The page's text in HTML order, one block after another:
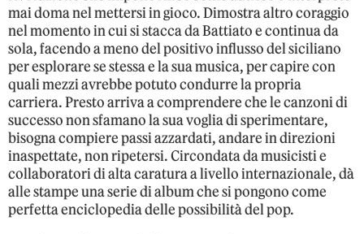
mai doma nel mettersi in gioco. Dimostra altro coraggio
nel momento in cui si stacca da Battiato e continua da
sola, facendo a meno del positivo influsso del siciliano
per esplorare se stessa e la sua musica, per capire con
quali mezzi avrebbe potuto condurre la propria
carriera. Presto arriva a comprendere che le canzoni di
successo non sfamano la sua voglia di sperimentare,
bisogna compiere passi azzardati, andare in direzioni
inaspettate, non ripetersi. Circondata da musicisti e
collaboratori di alta caratura a livello internazionale, dà
alle stampe una serie di album che si pongono come
perfetta enciclopedia delle possibilità del pop.